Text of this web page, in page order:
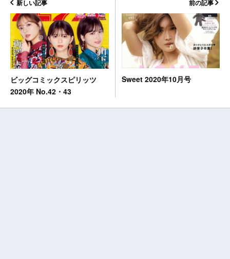
新しい記事
ビッグコミックスピリッツ
2020年 No.42・43
前の記事
Sweet 2020年10月号